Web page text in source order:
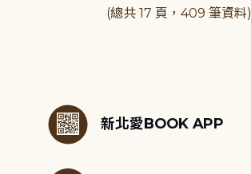
(總共 17 頁，409 筆資料)
新北愛BOOK APP